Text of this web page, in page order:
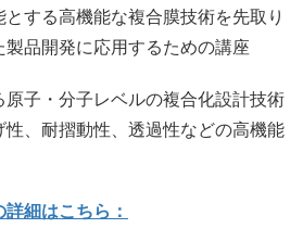
とする高機能な複合膜技術を先取り
製品開発に応用するための講座
原子・分子レベルの複合化設計技術
性、耐摺動性、透過性などの高機能
細はこちら：